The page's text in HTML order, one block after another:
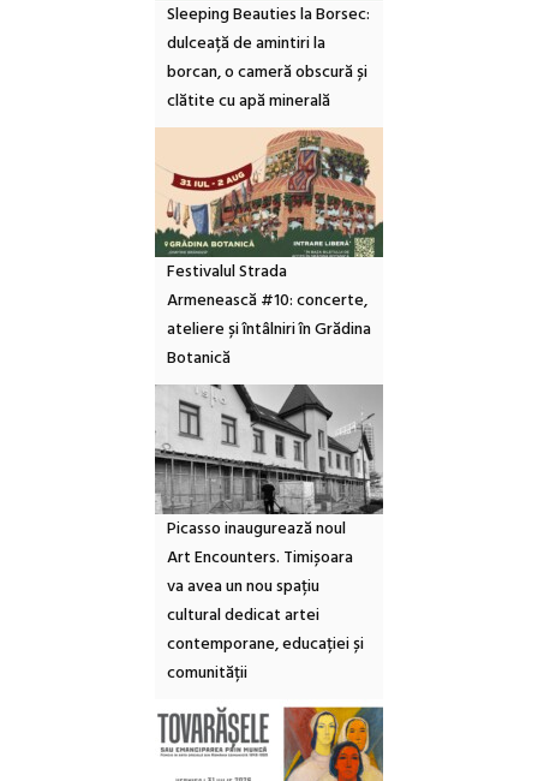
Sleeping Beauties la Borsec:
dulceață de amintiri la
borcan, o cameră obscură și
clătite cu apă minerală
Festivalul Strada
Armenească #10: concerte,
ateliere și întâlniri în Grădina
Botanică
Picasso inaugurează noul
Art Encounters. Timișoara
va avea un nou spațiu
cultural dedicat artei
contemporane, educației și
comunității